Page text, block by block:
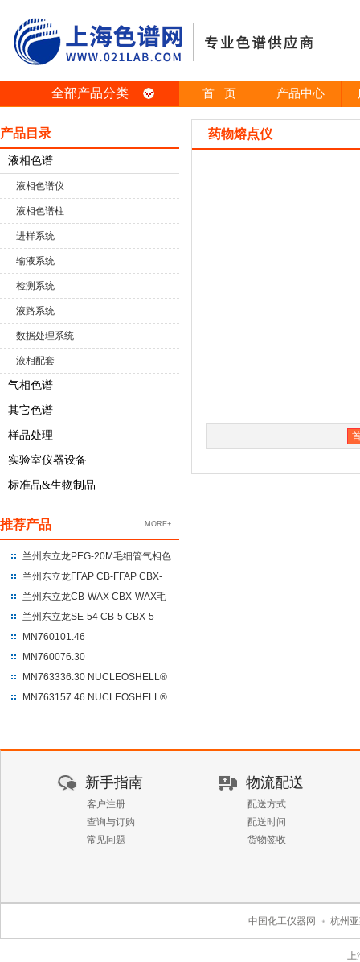
首 页 产品中心
全部产品分类
产品目录
液相色谱
液相色谱仪
液相色谱柱
进样系统
输液系统
检测系统
液路系统
数据处理系统
液相配套
气相色谱
其它色谱
样品处理
实验室仪器设备
标准品&生物制品
推荐产品 MORE+
兰州东立龙PEG-20M毛细管气相色
谱柱 聚乙二醇-20M
兰州东立龙FFAP CB-FFAP CBX-
FFAP毛细管气相色谱柱 100%硝基
兰州东立龙CB-WAX CBX-WAX毛
细管气相色谱柱 100%聚乙二醇
兰州东立龙SE-54 CB-5 CBX-5
CBX-5ms毛细管气相色谱柱 %苯
MN760101.46
NUCLEODUR®C18 Gravity
MN760076.30
NUCLEODUR®C18 Gravity
MN763336.30 NUCLEOSHELL®
HILIC 150*3.0*2.7
MN763157.46 NUCLEOSHELL®
药物熔点仪
新手指南
客户注册
查询与订购
常见问题
物流配送
配送方式
配送时间
货物签收
中国化工仪器网 杭州
上